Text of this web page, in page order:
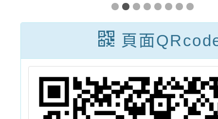
斯：原住民族科
學教學模組與動
畫教學實務論
壇」
育的
力：
中小
特教
作之
頁面